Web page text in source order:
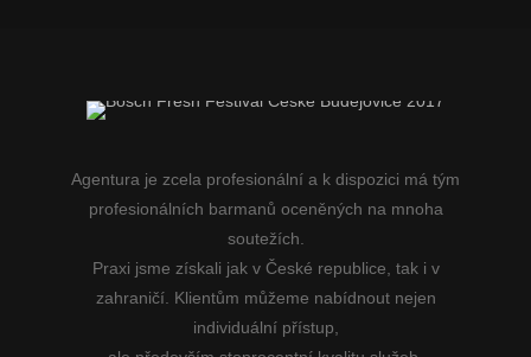
Agentura je zcela profesionální a k dispozici má tým
profesionálních barmanů oceněných na mnoha
soutežích.
Praxi jsme získali jak v České republice, tak i v
zahraničí. Klientům můžeme nabídnout nejen
individuální přístup,